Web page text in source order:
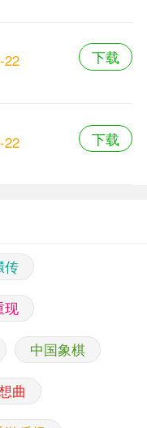
22
下载
22
下载
传
现
中国象棋
曲